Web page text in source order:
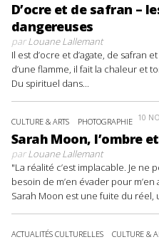
D’ocre et de safran –
dangereuses
parLouane Lallemant
Il est d’ocre et d’agate, de safran
d’une flamme, il fait la chaleur et
Du spirituel dans...
CULTURE & ARTS PHOTOGRAPHIE 10
Sarah Moon, l’ombre
parLouane Lallemant
"La réalité c’est implacable. Je ne
besoin de m’en évader pour
Sarah Moon est une fuite du réel,
ACTUALITÉS CULTURELLES CULTURE &